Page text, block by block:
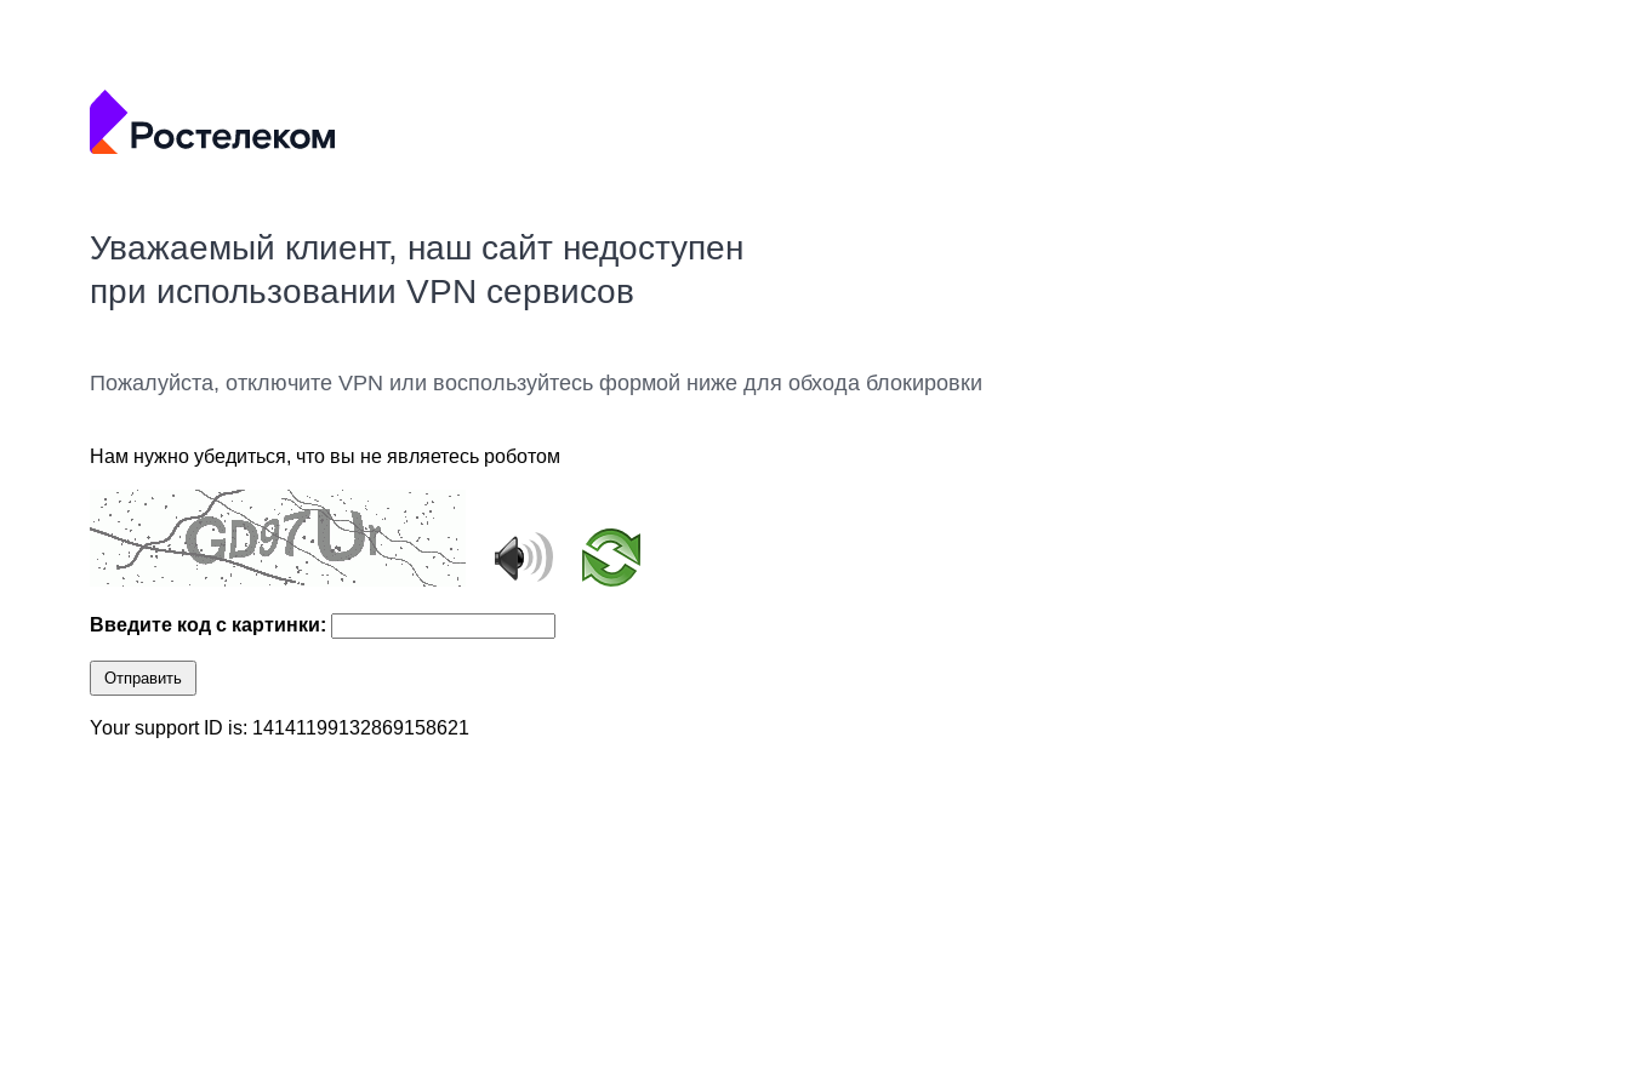
Уважаемый клиент, наш сайт недоступен
при использовании VPN сервисов
Пожалуйста, отключите VPN или воспользуйтесь формой ниже для обхода блокировки
Нам нужно убедиться, что вы не являетесь роботом
Введите код с картинки:
Отправить
Your support ID is: 14141199132869158621